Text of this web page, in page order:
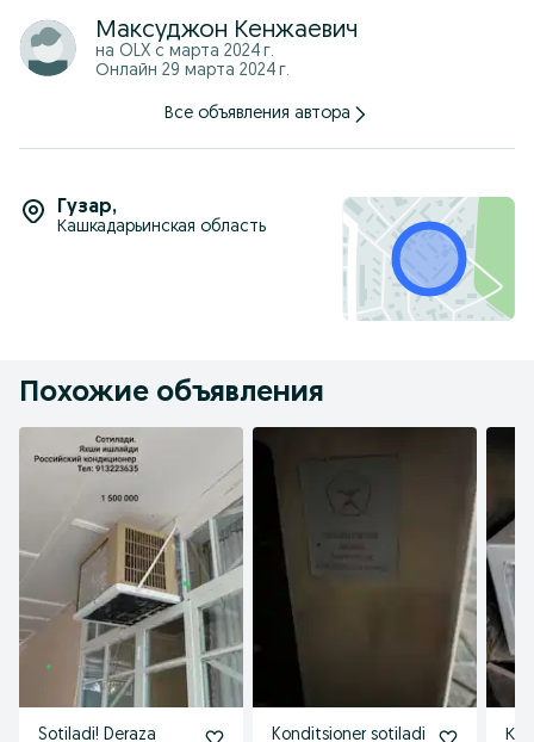
Максуджон Кенжаевич
на OLX с марта 2024 г.
Онлайн 29 марта 2024 г.
Все объявления автора
Гузар,
Кашкадарьинская область
Похожие объявления
Sotiladi! Deraza Konditsioner sotiladi